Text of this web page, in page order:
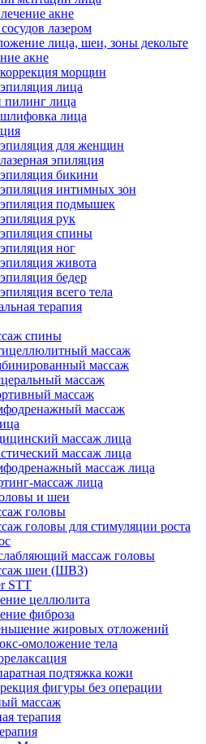
акне
лазером
лица, шеи, зоны декольте
акне
морщин
лица
пилинг лица
лица
для женщин
эпиляция
бикини
интимных зон
эпиляция подмышек
рук
спины
ног
живота
бедер
всего тела
терапия
спины
массаж
массаж
массаж
массаж
массаж
массаж лица
массаж лица
массаж лица
массаж лица
и шеи
головы
головы для стимуляции роста
массаж головы
шеи (ШВЗ)
STT
целлюлита
фиброза
жировых отложений
омоложение тела
подтяжка кожи
фигуры без операции
массаж
терапия